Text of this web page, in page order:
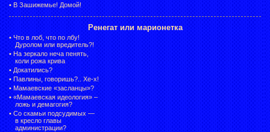
• В Зашижемье! Домой!
Ренегат или марионетка
• Что в лоб, что по лбу!
Дуролом или вредитель?!
• На зеркало неча пенять,
коли рожа крива
• Докатились?
• Павлины, говоришь?.. Хе-х!
• Мамаевские «засланцы»?
• «Мамаевская идеология» –
ложь и демагогия?
• Со скамьи подсудимых —
в кресло главы
администрации?